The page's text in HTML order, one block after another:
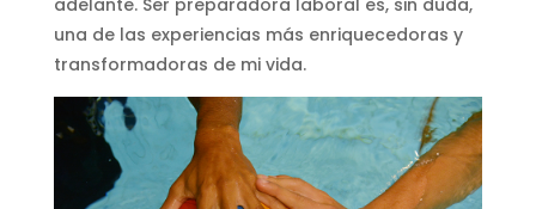
una de las experiencias más enriquecedoras y
transformadoras de mi vida.